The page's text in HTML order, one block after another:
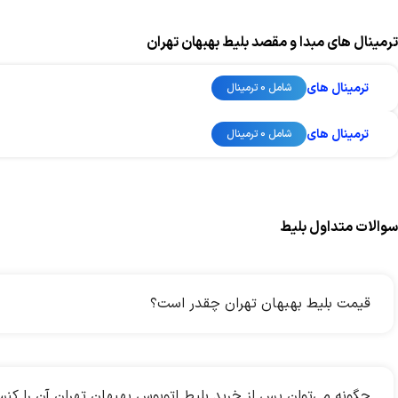
ترمینال های مبدا و مقصد بلیط بهبهان تهران
ترمینال های شامل 0 ترمینال
ترمینال های شامل 0 ترمینال
سوالات متداول بلیط
قیمت بلیط بهبهان تهران چقدر است؟